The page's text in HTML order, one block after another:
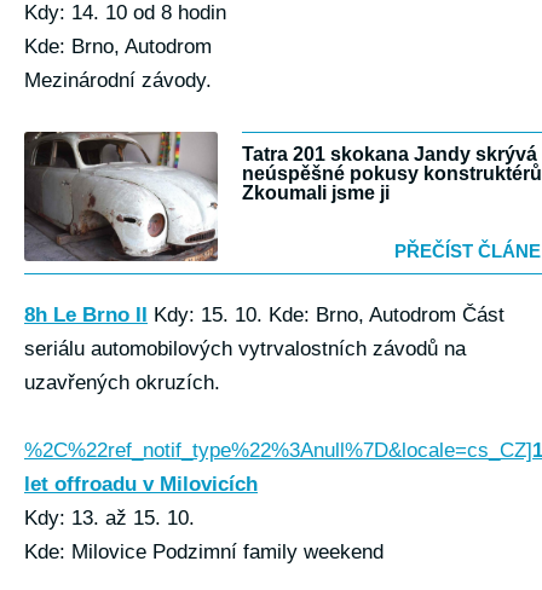
Kdy: 14. 10 od 8 hodin
Kde: Brno, Autodrom
Mezinárodní závody.
Tatra 201 skokana Jandy skrývá
neúspěšné pokusy
Zkoumali jsme ji
PŘEČÍST
8h Le Brno II Kdy: 15. 10. Kde: Brno, Autodrom Část
seriálu automobilových vytrvalostních závodů na
uzavřených okruzích.
%2C%22ref_notif_type%22%3Anull%7D&locale=cs_CZ]
let offroadu v Milovicích
Kdy: 13. až 15. 10.
Kde: Milovice Podzimní family weekend